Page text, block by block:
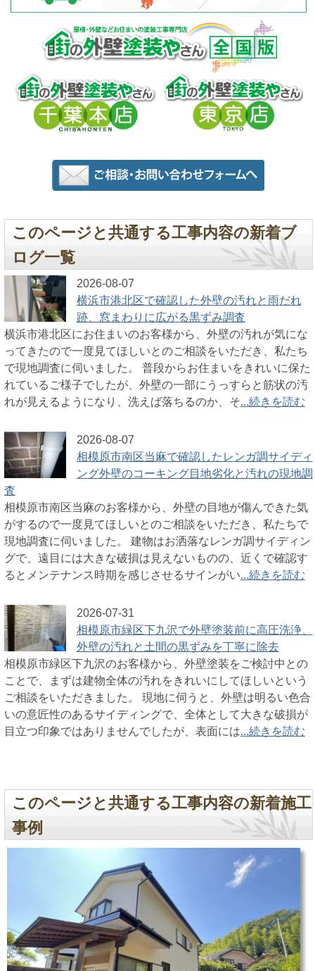
このページと共通する工事内容の新着ブ
ログ一覧
2026-08-07
横浜市港北区で確認した外壁の汚れと雨だれ
跡、窓まわりに広がる黒ずみ調査
横浜市港北区にお住まいのお客様から、外壁の汚れが気にな
ってきたので一度見てほしいとのご相談をいただき、私たち
で現地調査に伺いました。 普段からお住まいをきれいに保た
れているご様子でしたが、外壁の一部にうっすらと筋状の汚
れが見えるようになり、洗えば落ちるのか、そ...続きを読む
2026-08-07
相模原市南区当麻で確認したレンガ調サイディ
ング外壁のコーキング目地劣化と汚れの現地調
査
相模原市南区当麻のお客様から、外壁の目地が傷んできた気
がするので一度見てほしいとのご相談をいただき、私たちで
現地調査に伺いました。 建物はお洒落なレンガ調サイディン
グで、遠目には大きな破損は見えないものの、近くで確認す
るとメンテナンス時期を感じさせるサインがい...続きを読む
2026-07-31
相模原市緑区下九沢で外壁塗装前に高圧洗浄、
外壁の汚れと土間の黒ずみを丁寧に除去
相模原市緑区下九沢のお客様から、外壁塗装をご検討中との
ことで、まずは建物全体の汚れをきれいにしてほしいという
ご相談をいただきました。 現地に伺うと、外壁は明るい色合
いの意匠性のあるサイディングで、全体として大きな破損が
目立つ印象ではありませんでしたが、表面には...続きを読む
このページと共通する工事内容の新着施工
事例